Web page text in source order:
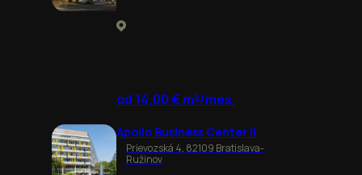
od 14,00 € m²/mes.
Apollo Business Center II
Prievozská 4, 82109 Bratislava-
Ružinov